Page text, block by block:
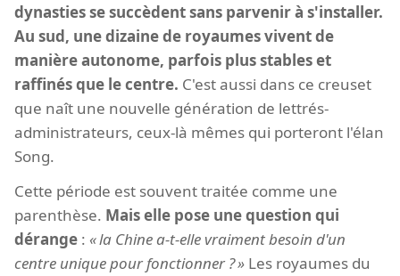
dynasties se succèdent sans parvenir à s'installer.
Au sud, une dizaine de royaumes vivent de
manière autonome, parfois plus stables et
raffinés que le centre. C'est aussi dans ce creuset
que naît une nouvelle génération de lettrés-
administrateurs, ceux-là mêmes qui porteront l'élan
Song.
Cette période est souvent traitée comme une
parenthèse. Mais elle pose une question qui
dérange :
la Chine a-t-elle vraiment besoin d'un
centre unique pour fonctionner ?
Les royaumes du